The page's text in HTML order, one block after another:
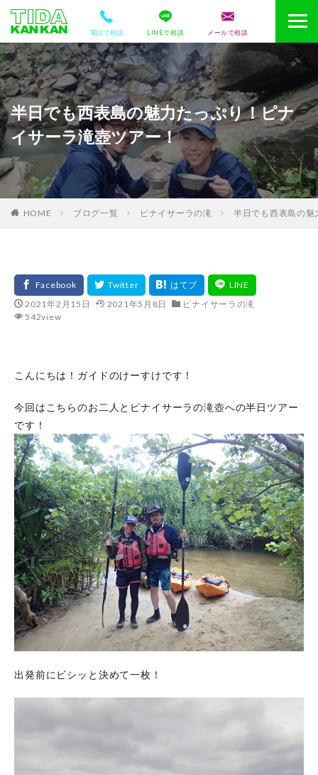
電話で相談 LINEで相談 メールで相談
半日でも西表島の魅力たっぷり！ピナ
イサーラ滝壺ツアー！
HOME ブログ一覧 ピナイサーラの滝 半日でも西表島の
2021年2月15日 2021年5月8日
ピナイサーラの滝
542view
こんにちは！ガイドのけーすけです！
今回はこちらのお二人とピナイサーラの滝壺への半日ツアー
です！
出発前にビシッと決めて一枚！